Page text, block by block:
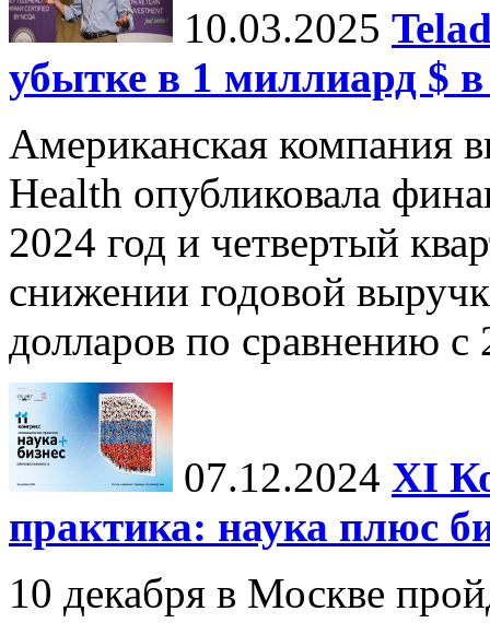
10.03.2025
убытке в 1 миллиард $ в
Американская компания
Health опубликовала
2024 год и четвертый
снижении годовой
долларов по сравнению с
07.12.2024 ХI
практика: наука плюс
10 декабря в Москве